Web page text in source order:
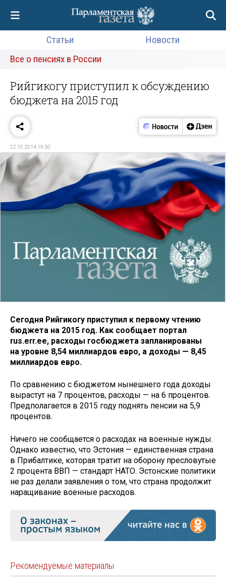
Статьи
Новости
Все о пенсиях в России
Рийгикогу приступил к обсуждению
бюджета на 2015 год
22.10.2014 19:30
Сегодня Рийгикогу приступил к первому чтению
бюджета на 2015 год. Как сообщает портал
rus.err.ee, расходы госбюджета запланированы
на уровне 8,54 миллиардов евро, а доходы — 8,45
миллиардов евро.
По сравнению с бюджетом нынешнего года доходы
вырастут на 7 процентов, расходы — на 6 процентов.
Предполагается в 2015 году поднять пенсии на 5,9
процентов.
Ничего не сообщается о расходах на военные нужды.
Однако известно, что Эстония — единственная страна
в Прибалтике, которая тратит на оборону пресловутые
2 процента ВВП — стандарт НАТО. Эстонские политики
не раз делали заявления о том, что страна продолжит
наращивание военные расходов.
Рекомендуемые материалы